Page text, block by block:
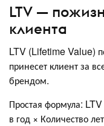
LTV —
клиента
LTV (Lifetime Value)
принесет клиент за
брендом.
Простая формула:
в год × Количество